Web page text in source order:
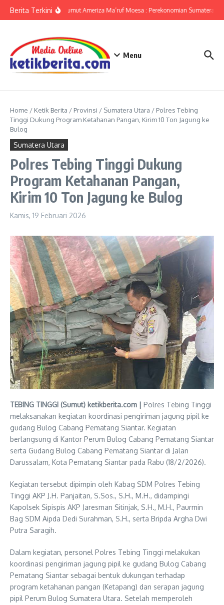
Berita TerkiniKPwBI Sumut Ameriza Ma’ruf Moesa : Perekonomian Sumatera
Menu
Home / Ketik Berita / Provinsi / Sumatera Utara / Polres Tebing
Tinggi Dukung Program Ketahanan Pangan, Kirim 10 Ton Jagung ke
Bulog
Sumatera Utara
Polres Tebing Tinggi Dukung
Program Ketahanan Pangan,
Kirim 10 Ton Jagung ke Bulog
Kamis, 19 Februari 2026
TEBING TINGGI (Sumut) ketikberita.com | Polres Tebing Tinggi
melaksanakan kegiatan koordinasi pengiriman jagung pipil ke
gudang Bulog Cabang Pematang Siantar. Kegiatan
berlangsung di Kantor Perum Bulog Cabang Pematang Siantar
serta Gudang Bulog Cabang Pematang Siantar di Jalan
Darussalam, Kota Pematang Siantar pada Rabu (18/2/2026).
Kegiatan tersebut dipimpin oleh Kabag SDM Polres Tebing
Tinggi AKP J.H. Panjaitan, S.Sos., S.H., M.H., didampingi
Kapolsek Sipispis AKP Jaresman Sitinjak, S.H., M.H., Paurmin
Bag SDM Aipda Dedi Surahman, S.H., serta Bripda Argha Dwi
Putra Saragih.
Dalam kegiatan, personel Polres Tebing Tinggi melakukan
koordinasi pengiriman jagung pipil ke gudang Bulog Cabang
Pematang Siantar sebagai bentuk dukungan terhadap
program ketahanan pangan (Ketapang) dan serapan jagung
pipil Perum Bulog Sumatera Utara. Setelah memperoleh